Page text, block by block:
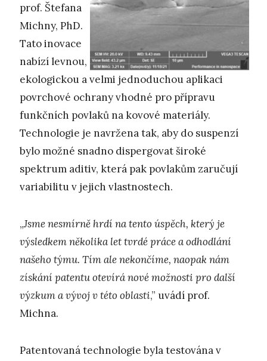
prof. Štefana
Michny, PhD.
Tato inovace
nabízí levnou,
ekologickou a velmi jednoduchou aplikaci
povrchové ochrany vhodné pro přípravu
funkčních povlaků na kovové materiály.
Technologie je navržena tak, aby do suspenzí
bylo možné snadno dispergovat široké
spektrum aditiv, která pak povlakům zaručují
variabilitu v jejich vlastnostech.
„Jsme nesmírně hrdí na tento úspěch, který je
výsledkem několika let tvrdé práce a odhodlání
našeho týmu. Tím ale nekončíme, naopak nám
získání patentu otevírá nové možnosti pro další
výzkum a vývoj v této oblasti,” uvádí prof.
Michna.
Patentovaná technologie byla testována v